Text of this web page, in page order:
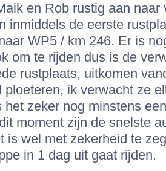
en Rob rustig aan naar
inmiddels de eerste
WP5 / km 246. Er is
om te rijden dus is de
rustplaats, uitkomen
ploeteren, ik verwacht ze
het zeker nog minstens
moment zijn de snelste
is wel met zekerheid te
in 1 dag uit gaat rijden.